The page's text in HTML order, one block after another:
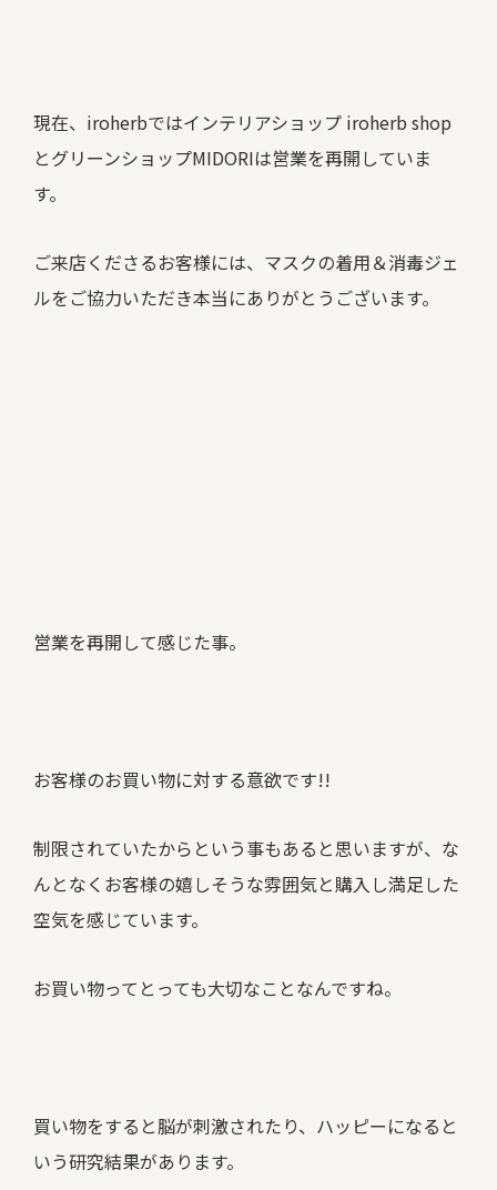
現在、iroherbではインテリアショップ iroherb shop
とグリーンショップMIDORIは営業を再開していま
す。
ご来店くださるお客様には、マスクの着用＆消毒ジェ
ルをご協力いただき本当にありがとうございます。
営業を再開して感じた事。
お客様のお買い物に対する意欲です!!
制限されていたからという事もあると思いますが、な
んとなくお客様の嬉しそうな雰囲気と購入し満足した
空気を感じています。
お買い物ってとっても大切なことなんですね。
買い物をすると脳が刺激されたり、ハッピーになると
いう研究結果があります。